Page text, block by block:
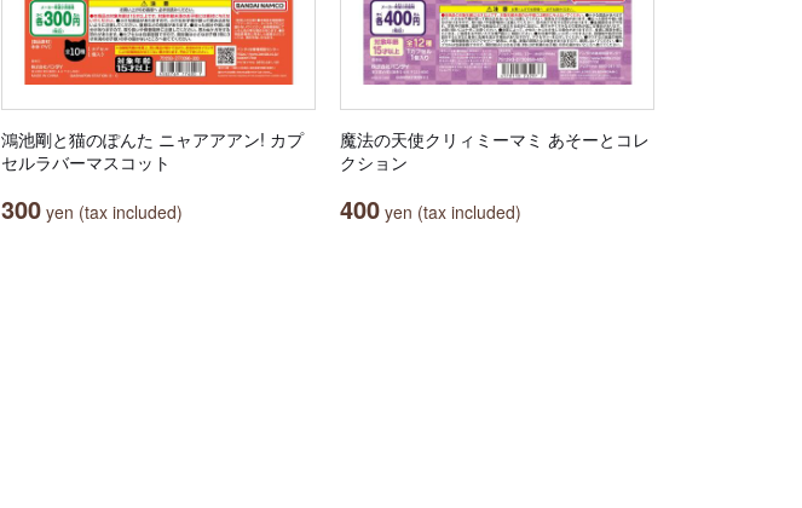
鴻池剛と猫のぽんた ニャアアアン! カプ
セルラバーマスコット
300 yen (tax included)
魔法の天使クリィミーマミ あそーとコレ
クション
400 yen (tax included)